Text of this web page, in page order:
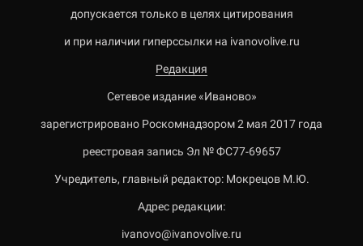
допускается только в целях цитирования
и при наличии гиперссылки на ivanovolive.ru
Редакция
Сетевое издание «Иваново»
зарегистрировано Роскомнадзором 2 мая 2017 года
реестровая запись Эл № ФС77-69657
Учредитель, главный редактор: Мокрецов М.Ю.
Адрес редакции:
ivanovo@ivanovolive.ru